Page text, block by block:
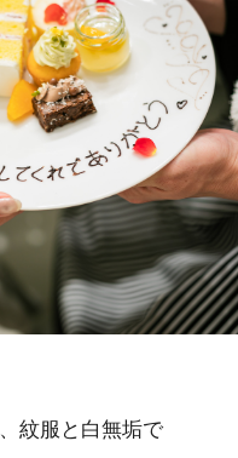
紋服と白無垢で